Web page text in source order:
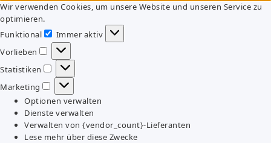
Wir verwenden Cookies, um unsere Website und unseren Service zu
optimieren.
Funktional
Funktional
Immer aktiv
Vorlieben
Vorlieben
Statistiken
Statistiken
Marketing
Marketing
Optionen verwalten
Dienste verwalten
Verwalten von {vendor_count}-Lieferanten
Lese mehr über diese Zwecke